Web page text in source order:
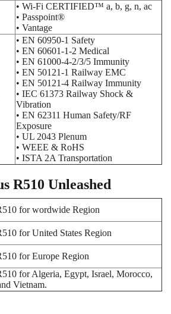
• Wi-Fi CERTIFIED™ a, b, g, n, ac
• Passpoint®
• Vantage
• EN 60950-1 Safety
• EN 60601-1-2 Medical
• EN 61000-4-2/3/5 Immunity
• EN 50121-1 Railway EMC
• EN 50121-4 Railway Immunity
• IEC 61373 Railway Shock &
Vibration
• EN 62311 Human Safety/RF
Exposure
• UL 2043 Plenum
• WEEE & RoHS
• ISTA 2A Transportation
R510 Unleashed
for wordwide Region
for United States Region
for Europe Region
for Algeria, Egypt, Israel, Morocco,
Vietnam.